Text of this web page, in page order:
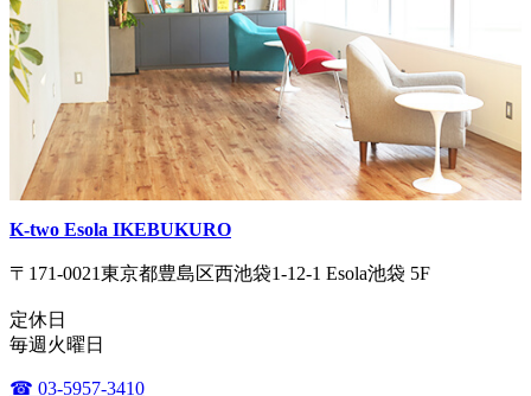
K-two Esola IKEBUKURO
〒171-0021東京都豊島区西池袋1-12-1 Esola池袋 5F
定休日
毎週火曜日
☎ 03-5957-3410